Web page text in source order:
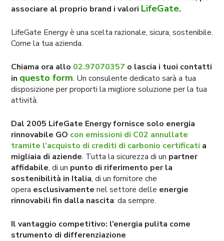
associare al proprio brand i valori LifeGate.
LifeGate Energy è una scelta razionale, sicura, sostenibile.
Come la tua azienda.
Chiama ora allo 02.97070357 o lascia i tuoi contatti
in questo form. Un consulente dedicato sarà a tua
disposizione per proporti la migliore soluzione per la tua
attività.
Dal 2005 LifeGate Energy fornisce solo energia
rinnovabile GO con emissioni di C02 annullate
tramite l’acquisto di crediti di carbonio certificati a
migliaia di aziende. Tutta la sicurezza di un partner
affidabile, di un punto di riferimento per la
sostenibilità in Italia, di un fornitore che
opera esclusivamente nel settore delle energie
rinnovabili fin dalla nascita: da sempre.
Il vantaggio competitivo: l’energia pulita come
strumento di differenziazione